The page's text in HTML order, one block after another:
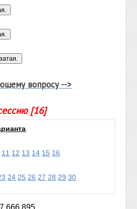
вопросу -->
[16]
11 12 13 14 15 16
24 25 26 27 28 29 30
666 895